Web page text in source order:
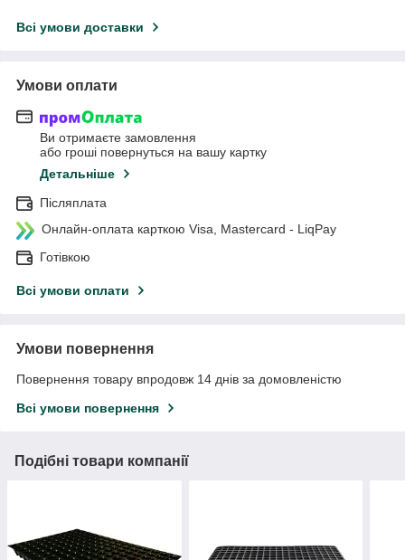
Всі умови доставки
Умови оплати
Ви отримаєте замовлення
або гроші повернуться на вашу картку
Детальніше
Післяплата
Онлайн-оплата карткою Visa, Mastercard - LiqPay
Готівкою
Всі умови оплати
Умови повернення
Повернення товару впродовж 14 днів за домовленістю
Всі умови повернення
Подібні товари компанії